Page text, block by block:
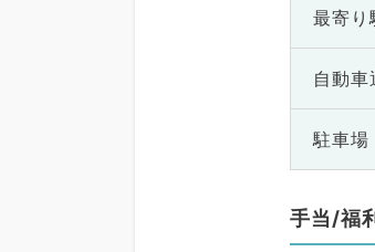
最寄り
自動車
駐車場
手当/福